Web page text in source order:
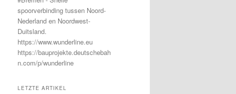
spoorverbinding tussen Noord-
Nederland en Noordwest-
Duitsland.
https://www.wunderline.eu
https://bauprojekte.deutschebah
n.com/p/wunderline
LETZTE ARTIKEL